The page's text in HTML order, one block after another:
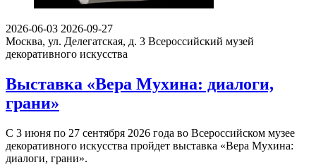
2026-06-03 2026-09-27
Москва, ул. Делегатская, д. 3 Всероссийский музей
декоративного искусства
Выставка «Вера Мухина: диалоги,
грани»
С 3 июня по 27 сентября 2026 года во Всероссийском музее
декоративного искусства пройдет выставка «Вера Мухина:
диалоги, грани».